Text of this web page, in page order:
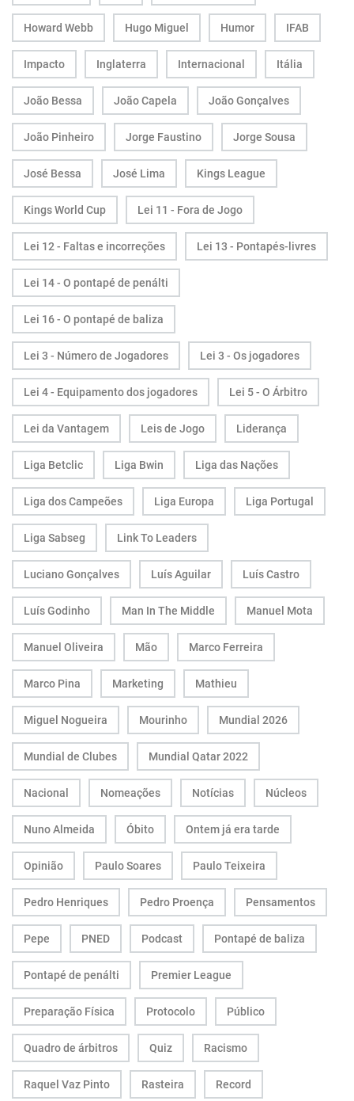
Howard Webb Hugo Miguel Humor IFAB
Impacto Inglaterra Internacional Itália
João Bessa João Capela João Gonçalves
João Pinheiro Jorge Faustino Jorge Sousa
José Bessa José Lima Kings League
Kings World Cup Lei 11 - Fora de Jogo
Lei 12 - Faltas e incorreções Lei 13 - Pontapés-livres
Lei 14 - O pontapé de penálti
Lei 16 - O pontapé de baliza
Lei 3 - Número de Jogadores Lei 3 - Os jogadores
Lei 4 - Equipamento dos jogadores Lei 5 - O Árbitro
Lei da Vantagem Leis de Jogo Liderança
Liga Betclic Liga Bwin Liga das Nações
Liga dos Campeões Liga Europa Liga Portugal
Liga Sabseg Link To Leaders
Luciano Gonçalves Luís Aguilar Luís Castro
Luís Godinho Man In The Middle Manuel Mota
Manuel Oliveira Mão Marco Ferreira
Marco Pina Marketing Mathieu
Miguel Nogueira Mourinho Mundial 2026
Mundial de Clubes Mundial Qatar 2022
Nacional Nomeações Notícias Núcleos
Nuno Almeida Óbito Ontem já era tarde
Opinião Paulo Soares Paulo Teixeira
Pedro Henriques Pedro Proença Pensamentos
Pepe PNED Podcast Pontapé de baliza
Pontapé de penálti Premier League
Preparação Física Protocolo Público
Quadro de árbitros Quiz Racismo
Raquel Vaz Pinto Rasteira Record